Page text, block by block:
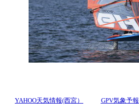
YAHOO天気情報(西宮） GPV気象予報